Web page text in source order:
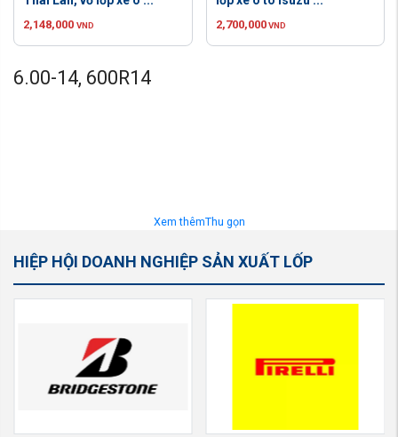
2,148,000 VND 2,700,000 VND
6.00-14, 600R14
Xem thêmThu gọn
HIỆP HỘI DOANH NGHIỆP SẢN XUẤT LỐP